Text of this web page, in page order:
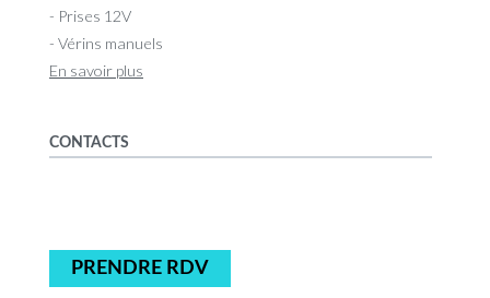
- Prises 12V
- Vérins manuels
En savoir plus
CONTACTS
PRENDRE RDV